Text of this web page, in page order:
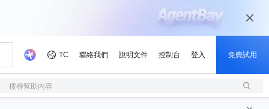
搜尋幫助內容